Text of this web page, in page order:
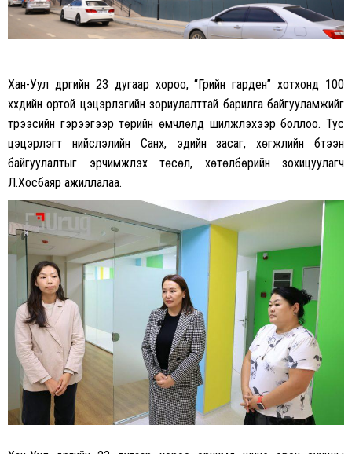
Хан-Уул дүүргийн 23 дугаар хороо, “Грийн гарден” хотхонд 100
хүүхдийн ортой цэцэрлэгийн зориулалттай барилга байгууламжийг
түрээсийн гэрээгээр төрийн өмчлөлд шилжүүлэхээр боллоо. Тус
цэцэрлэгт нийслэлийн Санхүү, эдийн засаг, хөгжлийн бүтээн
байгуулалтыг эрчимжүүлэх төсөл, хөтөлбөрийн зохицуулагч
Л.Хосбаяр ажиллалаа.